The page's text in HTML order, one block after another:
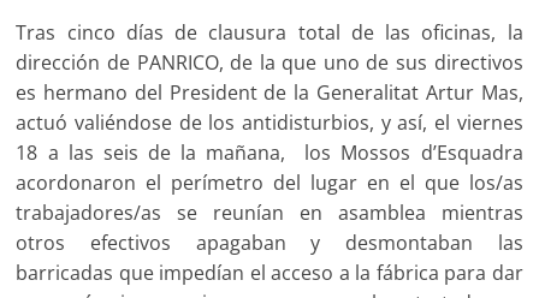
Tras cinco días de clausura total de las oficinas, la
dirección de PANRICO, de la que uno de sus directivos
es hermano del President de la Generalitat Artur Mas,
actuó valiéndose de los antidisturbios, y así, el viernes
18 a las seis de la mañana, los Mossos d’Esquadra
acordonaron el perímetro del lugar en el que los/as
trabajadores/as se reunían en asamblea mientras
otros efectivos apagaban y desmontaban las
barricadas que impedían el acceso a la fábrica para dar